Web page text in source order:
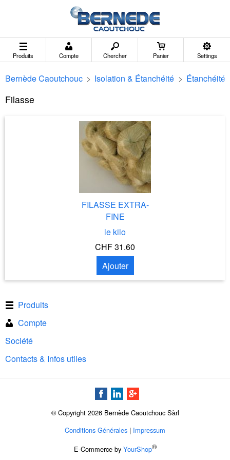
Produits Compte Chercher Panier Settings
Bernède Caoutchouc > Isolation & Étanchéité > Étanchéité
Filasse
FILASSE EXTRA-
FINE
le kilo
CHF 31.60
Ajouter
Produits
Compte
Société
Contacts & Infos utiles
© Copyright 2026 Bernède Caoutchouc Sàrl
Conditions Générales | Impressum
E-Commerce by YourShop®